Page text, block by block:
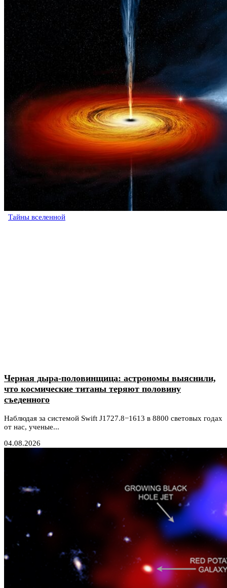
Тайны вселенной
Черная дыра-половинщица: астрономы выяснили,
что космические титаны теряют половину
съеденного
Наблюдая за системой Swift J1727.8−1613 в 8800 световых годах
от нас, ученые...
04.08.2026